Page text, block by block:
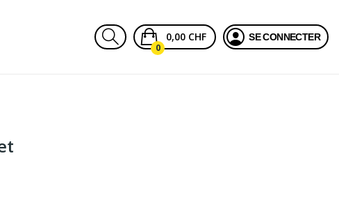
0,00 CHF
0
SE CONNECTER